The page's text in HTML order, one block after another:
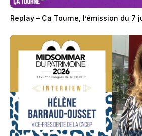
Replay – Ça Tourne, l’émission du 7